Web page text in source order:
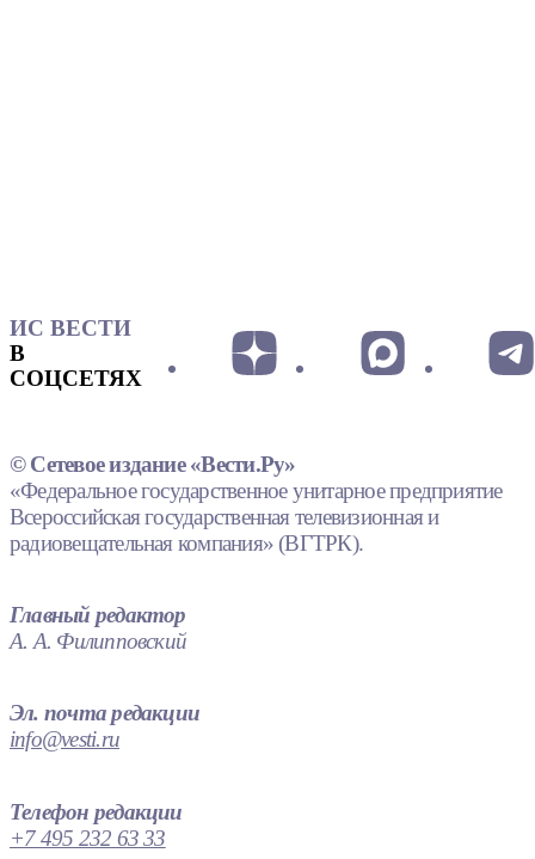
ИС ВЕСТИ
В
СОЦСЕТЯХ
© Сетевое издание «Вести.Ру»
«Федеральное государственное унитарное предприятие
Всероссийская государственная телевизионная и
радиовещательная компания» (ВГТРК).
Главный редактор
А. А. Филипповский
Эл. почта редакции
info@vesti.ru
Телефон редакции
+7 495 232 63 33